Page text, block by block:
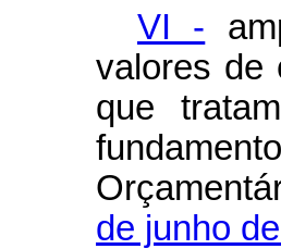
VI -
valores de
que
de junho